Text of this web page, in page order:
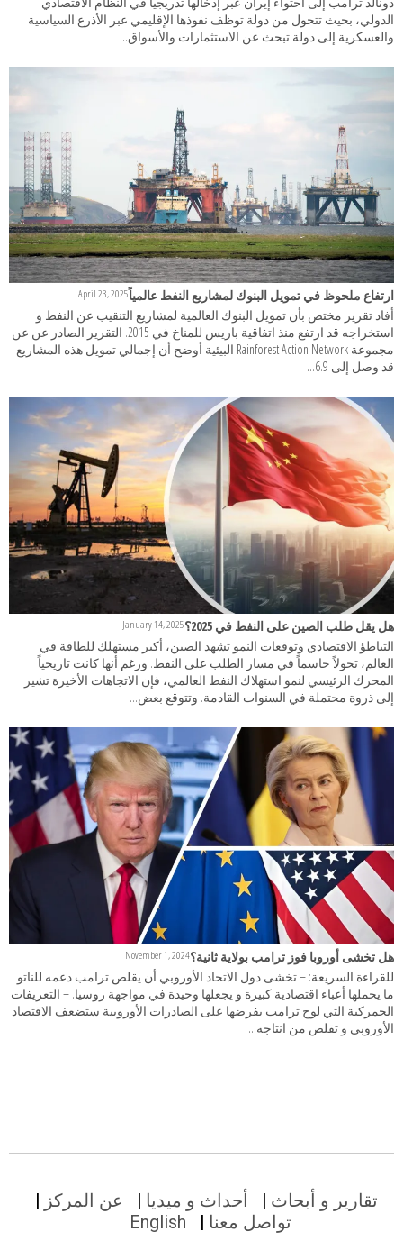
الدولي، بحيث تتحول من دولة توظف نفوذها الإقليمي عبر الأذرع السياسية
والعسكرية إلى دولة تبحث عن الاستثمارات والأسواق...
ارتفاع ملحوظ في تمويل البنوك لمشاريع النفط عالمياًApril 23, 2025
أفاد تقرير مختص بأن تمويل البنوك العالمية لمشاريع التنقيب عن النفط و
استخراجه قد ارتفع منذ اتفاقية باريس للمناخ في 2015. التقرير الصادر عن عن
مجموعة Rainforest Action Network البيئية أوضح أن إجمالي تمويل هذه المشاريع
قد وصل إلى 6.9...
هل يقل طلب الصين على النفط في 2025؟ January 14, 2025
التباطؤ الاقتصادي وتوقعات النمو تشهد الصين، أكبر مستهلك للطاقة في
العالم، تحولاً حاسماً في مسار الطلب على النفط. ورغم أنها كانت تاريخياً
المحرك الرئيسي لنمو استهلاك النفط العالمي، فإن الاتجاهات الأخيرة تشير
إلى ذروة محتملة في السنوات القادمة. وتتوقع بعض...
هل تخشى أوروبا فوز ترامب بولاية ثانية؟November 1, 2024
للقراءة السريعة: – تخشى دول الاتحاد الأوروبي أن يقلص ترامب دعمه للناتو
ما يحملها أعباء اقتصادية كبيرة و يجعلها وحيدة في مواجهة روسيا. – التعريفات
الجمركية التي لوح ترامب بفرضها على الصادرات الأوروبية ستضعف الاقتصاد
الأوروبي و تقلص من انتاجه...
تقارير و أبحاث أحداث و ميديا
عن المركز
تواصل معنا
English